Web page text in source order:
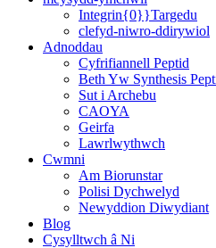
Integrin{0}}Targedu
clefyd-niwro-ddirywiol
Adnoddau
Cyfrifiannell Peptid
Beth Yw Synthesis
Sut i Archebu
CAOYA
Geirfa
Lawrlwythwch
Cwmni
Am Biorunstar
Polisi Dychwelyd
Newyddion Diwydiant
Blog
Cysylltwch â Ni